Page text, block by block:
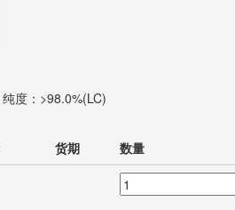
纯度：>98.0%(LC)
货期 数量